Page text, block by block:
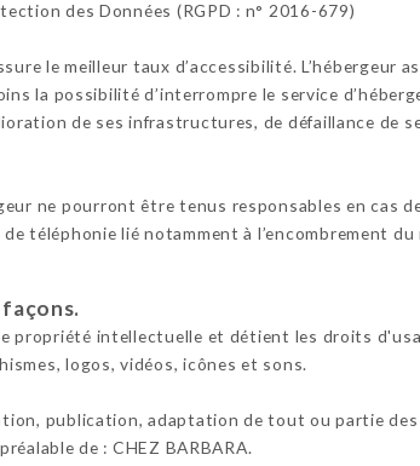
des Données (RGPD : n° 2016-679)
le meilleur taux d’accessibilité. L’hébergeur
la possibilité d’interrompre le service
de ses infrastructures, de défaillance de
ne pourront être tenus responsables en cas
téléphonie lié notamment à l’encombrement du
propriété intellectuelle et détient les droits
logos, vidéos, icônes et sons.
publication, adaptation de tout ou partie
de : CHEZ BARBARA.